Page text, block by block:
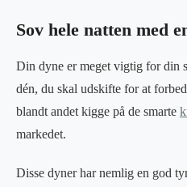
Sov hele natten med
Din dyne er meget vigtig for din
dén, du skal udskifte for at
blandt andet kigge på de smarte
markedet.
Disse dyner har nemlig en god